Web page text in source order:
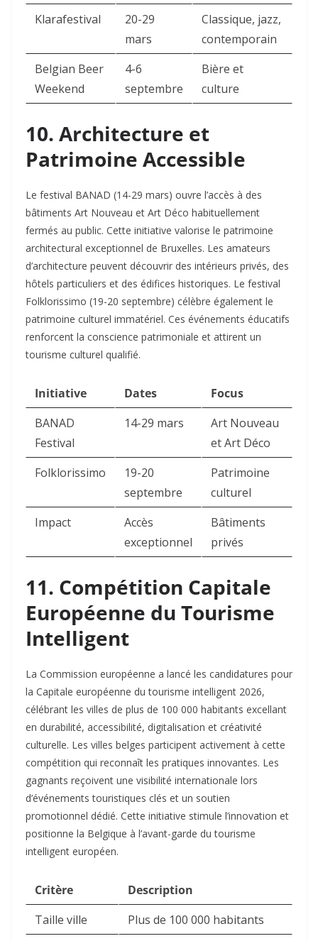
Klarafestival
20-29
mars
Classique, jazz,
contemporain
Belgian Beer
Weekend
4-6
septembre
Bière et
culture
10. Architecture et
Patrimoine Accessible
Le festival BANAD (14-29 mars) ouvre l’accès à des
bâtiments Art Nouveau et Art Déco habituellement
fermés au public. Cette initiative valorise le patrimoine
architectural exceptionnel de Bruxelles. Les amateurs
d’architecture peuvent découvrir des intérieurs privés, des
hôtels particuliers et des édifices historiques. Le festival
Folklorissimo (19-20 septembre) célèbre également le
patrimoine culturel immatériel. Ces événements éducatifs
renforcent la conscience patrimoniale et attirent un
tourisme culturel qualifié.​
Initiative Dates
Focus
BANAD
Festival
14-29 mars
Art Nouveau
et Art Déco
Folklorissimo
19-20
septembre
Patrimoine
culturel
Impact
Accès
exceptionnel
Bâtiments
privés
11. Compétition Capitale
Européenne du Tourisme
Intelligent
La Commission européenne a lancé les candidatures pour
la Capitale européenne du tourisme intelligent 2026,
célébrant les villes de plus de 100 000 habitants excellant
en durabilité, accessibilité, digitalisation et créativité
culturelle. Les villes belges participent activement à cette
compétition qui reconnaît les pratiques innovantes. Les
gagnants reçoivent une visibilité internationale lors
d’événements touristiques clés et un soutien
promotionnel dédié. Cette initiative stimule l’innovation et
positionne la Belgique à l’avant-garde du tourisme
intelligent européen.​
Critère
Description
Taille ville
Plus de 100 000 habitants